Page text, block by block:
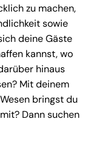
zu machen,
sowie
deine Gäste
kannst, wo
hinaus
Mit deinem
bringst du
Dann suchen